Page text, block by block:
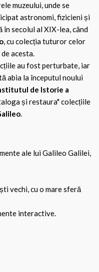
muzeului, unde se
astronomi, fizicieni și
în secolul al XIX-lea, când
, cu colecția tuturor celor
acesta.
au fost perturbate, iar
abia la începutul noului
de Istorie a
și restaura" colecțiile
.
ale lui Galileo Galilei,
vechi, cu o mare sferă
interactive.